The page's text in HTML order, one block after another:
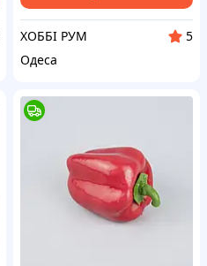
ХОББІ РУМ
5
Одеса